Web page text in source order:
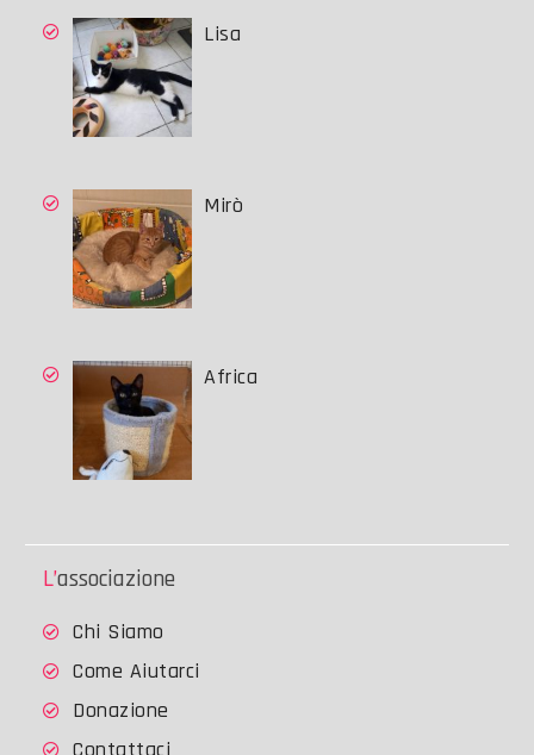
Lisa
Mirò
Africa
L’associazione
Chi Siamo
Come Aiutarci
Donazione